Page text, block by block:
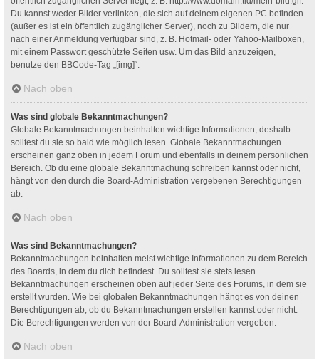
Du kannst weder Bilder verlinken, die sich auf deinem eigenen PC befinden
(außer es ist ein öffentlich zugänglicher Server), noch zu Bildern, die nur
nach einer Anmeldung verfügbar sind, z. B. Hotmail- oder Yahoo-Mailboxen,
mit einem Passwort geschützte Seiten usw. Um das Bild anzuzeigen,
benutze den BBCode-Tag „[img]“.
Nach oben
Was sind globale Bekanntmachungen?
Globale Bekanntmachungen beinhalten wichtige Informationen, deshalb
solltest du sie so bald wie möglich lesen. Globale Bekanntmachungen
erscheinen ganz oben in jedem Forum und ebenfalls in deinem persönlichen
Bereich. Ob du eine globale Bekanntmachung schreiben kannst oder nicht,
hängt von den durch die Board-Administration vergebenen Berechtigungen
ab.
Nach oben
Was sind Bekanntmachungen?
Bekanntmachungen beinhalten meist wichtige Informationen zu dem Bereich
des Boards, in dem du dich befindest. Du solltest sie stets lesen.
Bekanntmachungen erscheinen oben auf jeder Seite des Forums, in dem sie
erstellt wurden. Wie bei globalen Bekanntmachungen hängt es von deinen
Berechtigungen ab, ob du Bekanntmachungen erstellen kannst oder nicht.
Die Berechtigungen werden von der Board-Administration vergeben.
Nach oben